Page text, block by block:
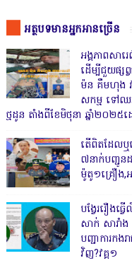
អត្ថបទមានអ្នកអានច្រើន
អង្គភាពសា
ដើម្បីជួយផ្ស
ម៉ន គឹមហុង
សកម្ម ទៅឈរ
ថ្មដូន តាំងពីខែមិថុនា ឆ្នាំ២០២៥ដ
តើពិតដែល
៧នាក់បញ្ជូន
ម៉ូតូ១គ្រឿង,
បង្វែររឿង
សាក់ សារាំ
បញ្ជាការកង
វិញ?វគ្គ១